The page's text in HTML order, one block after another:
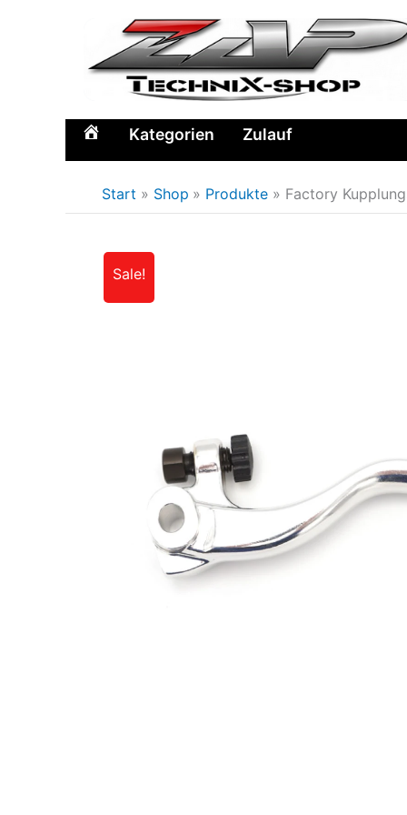
Home Kategorien Zulauf
Start Shop Produkte Factory
Sale!